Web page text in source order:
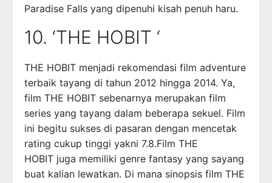
Paradise Falls yang dipenuhi kisah penuh haru.
10. ‘THE HOBIT ‘
THE HOBIT menjadi rekomendasi film adventure
terbaik tayang di tahun 2012 hingga 2014. Ya,
film THE HOBIT sebenarnya merupakan film
series yang tayang dalam beberapa sekuel. Film
ini begitu sukses di pasaran dengan mencetak
rating cukup tinggi yakni 7.8.Film THE
HOBIT juga memiliki genre fantasy yang sayang
buat kalian lewatkan. Di mana sinopsis film THE